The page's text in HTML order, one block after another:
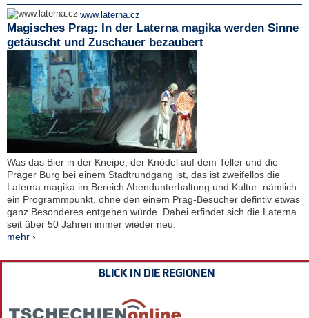
www.laterna.cz
Magisches Prag: In der Laterna magika werden Sinne
getäuscht und Zuschauer bezaubert
Was das Bier in der Kneipe, der Knödel auf dem Teller und die
Prager Burg bei einem Stadtrundgang ist, das ist zweifellos die
Laterna magika im Bereich Abendunterhaltung und Kultur: nämlich
ein Programmpunkt, ohne den einem Prag-Besucher defintiv etwas
ganz Besonderes entgehen würde. Dabei erfindet sich die Laterna
seit über 50 Jahren immer wieder neu.
mehr ›
BLICK IN DIE REGIONEN